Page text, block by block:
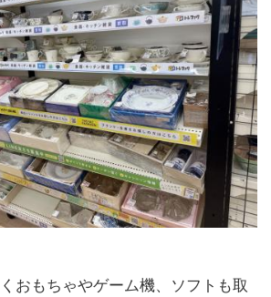
おもちゃやゲーム機、ソフトも取